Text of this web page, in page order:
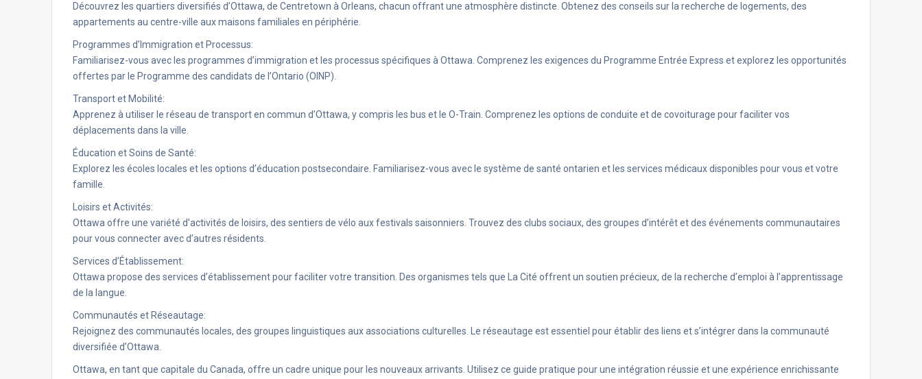
Découvrez les quartiers diversifiés d’Ottawa, de Centretown à Orleans, chacun offrant une atmosphère distincte. Obtenez des conseils sur la recherche de logements, des
appartements au centre-ville aux maisons familiales en périphérie.
Programmes d’Immigration et Processus:
Familiarisez-vous avec les programmes d’immigration et les processus spécifiques à Ottawa. Comprenez les exigences du Programme Entrée Express et explorez les opportunités
offertes par le Programme des candidats de l’Ontario (OINP).
Transport et Mobilité:
Apprenez à utiliser le réseau de transport en commun d’Ottawa, y compris les bus et le O-Train. Comprenez les options de conduite et de covoiturage pour faciliter vos
déplacements dans la ville.
Éducation et Soins de Santé:
Explorez les écoles locales et les options d’éducation postsecondaire. Familiarisez-vous avec le système de santé ontarien et les services médicaux disponibles pour vous et votre
famille.
Loisirs et Activités:
Ottawa offre une variété d’activités de loisirs, des sentiers de vélo aux festivals saisonniers. Trouvez des clubs sociaux, des groupes d’intérêt et des événements communautaires
pour vous connecter avec d’autres résidents.
Services d’Établissement:
Ottawa propose des services d’établissement pour faciliter votre transition. Des organismes tels que La Cité offrent un soutien précieux, de la recherche d’emploi à l’apprentissage
de la langue.
Communautés et Réseautage:
Rejoignez des communautés locales, des groupes linguistiques aux associations culturelles. Le réseautage est essentiel pour établir des liens et s’intégrer dans la communauté
diversifiée d’Ottawa.
Ottawa, en tant que capitale du Canada, offre un cadre unique pour les nouveaux arrivants. Utilisez ce guide pratique pour une intégration réussie et une expérience enrichissante